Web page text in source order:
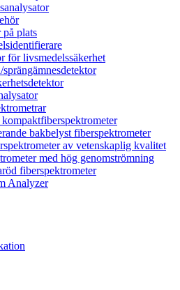
på plats
för livsmedelssäkerhet
bakbelyst fiberspektrometer
av vetenskaplig kvalitet
med hög genomströmning
fiberspektrometer
Analyzer